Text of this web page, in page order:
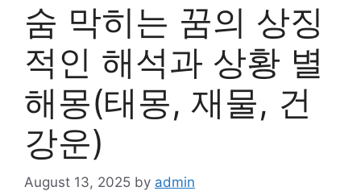
숨 막히는 꿈의 상징
적인 해석과 상황 별
해몽(태몽, 재물, 건
강운)
August 13, 2025 by admin